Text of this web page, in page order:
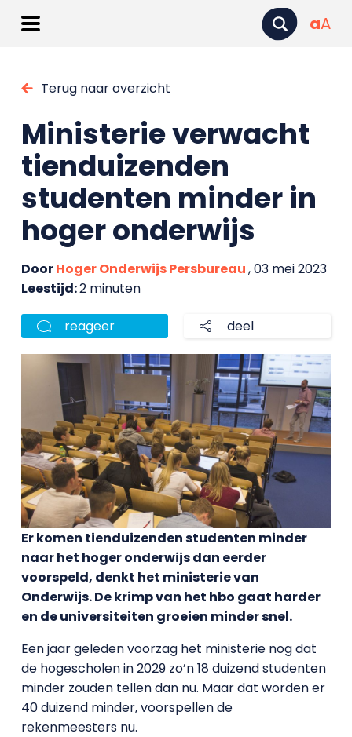
aA
Terug naar overzicht
Ministerie verwacht
tienduizenden
studenten minder in
hoger onderwijs
DoorHoger Onderwijs Persbureau, 03 mei 2023
Leestijd:2 minuten
reageer deel
Er komen tienduizenden studenten minder
naar het hoger onderwijs dan eerder
voorspeld, denkt het ministerie van
Onderwijs. De krimp van het hbo gaat harder
en de universiteiten groeien minder snel.
Een jaar geleden voorzag het ministerie nog dat
de hogescholen in 2029 zo’n 18 duizend studenten
minder zouden tellen dan nu. Maar dat worden er
40 duizend minder, voorspellen de
rekenmeesters nu.